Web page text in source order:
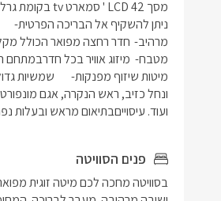
ועוד. עיסוייםבתיאום מראש ובעלות
פנים הסוויטה